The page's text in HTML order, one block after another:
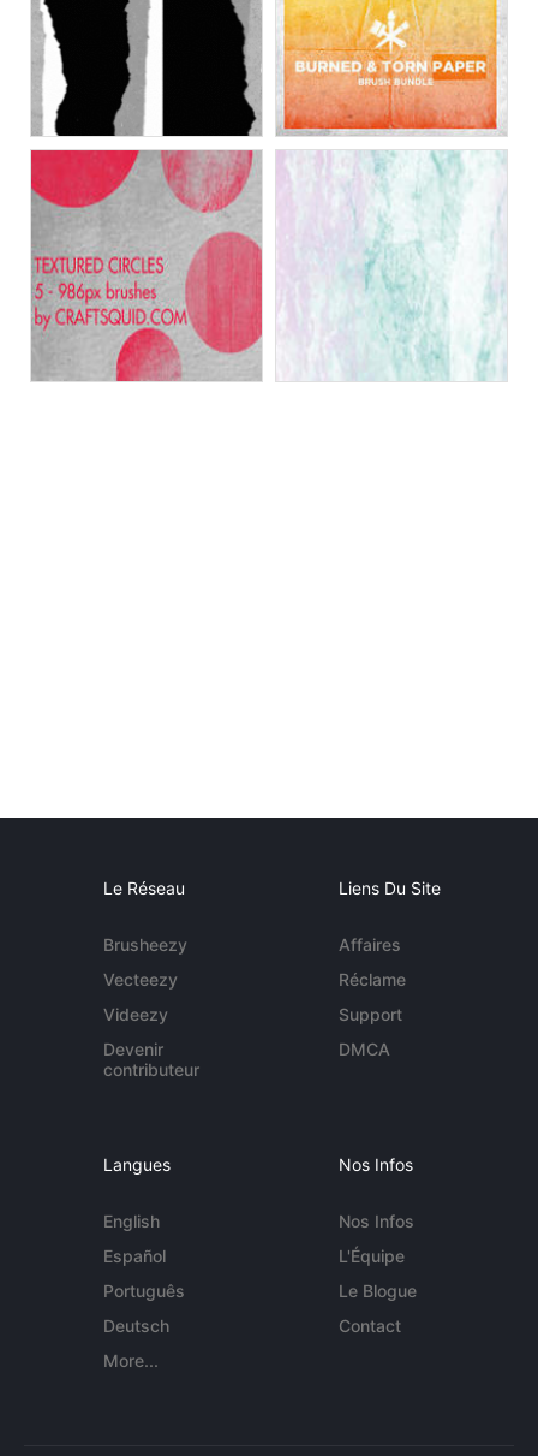
Le Réseau
Brusheezy
Vecteezy
Videezy
Devenir
contributeur
Liens Du Site
Affaires
Réclame
Support
DMCA
Langues
English
Español
Português
Deutsch
More...
Nos Infos
Nos Infos
L'Équipe
Le Blogue
Contact